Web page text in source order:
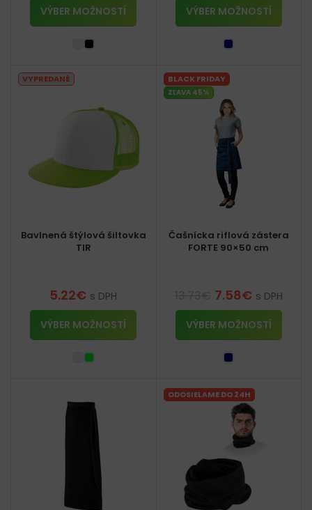
VÝBER MOŽNOSTÍ VÝBER MOŽNOSTÍ
VYPREDANÉ
Bavlnená štýlová šiltovka
TIR
5.22€ s DPH
VÝBER MOŽNOSTÍ
BLACK FRIDAY
ZĽAVA 45%
Čašnícka riflová zástera
FORTE 90×50 cm
7.58€ s DPH
VÝBER MOŽNOSTÍ
ODOSIELAME DO 24H